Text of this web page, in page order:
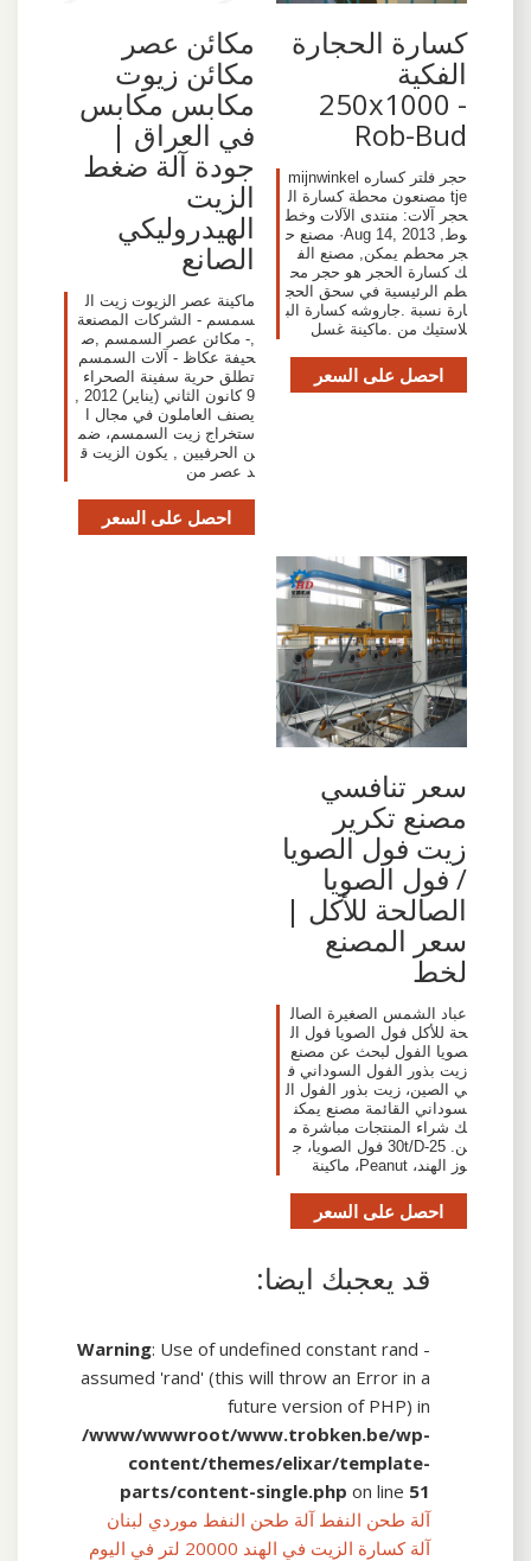
كسارة الحجارة
الفكية
250x1000 -
Rob-Bud
حجر فلتر كساره mijnwinkel
tje مصنعون محطة كسارة ال
حجر آلات: منتدى الآلات وخط
وط, Aug 14, 2013· مصنع ح
جر محطم يمكن, مصنع الف
ك كسارة الحجر هو حجر مح
طم الرئيسية في سحق الحج
ارة نسبة .جاروشه كسارة الب
لاستيك من .ماكينة غسل
احصل على السعر
مكائن عصر
مكائن زيوت
مكابس مكابس
في العراق |
جودة آلة ضغط
الزيت
الهيدروليكي
الصانع
ماكينة عصر الزيوت زيت ال
سمسم - الشركات المصنعة
,- مكائن عصر السمسم ,ص
حيفة عكاظ - آلات السمسم
تطلق حرية سفينة الصحراء
يصنف العاملون في مجال ا
ستخراج زيت السمسم، ضم
ن الحرفيين , يكون الزيت ق
د عصر من
احصل على السعر
سعر تنافسي
مصنع تكرير
زيت فول الصويا
/ فول الصويا
الصالحة للأكل |
سعر المصنع
لخط
عباد الشمس الصغيرة الصال
حة للأكل فول الصويا فول ال
صويا الفول لبحث عن مصنع
زيت بذور الفول السوداني ف
ي الصين، زيت بذور الفول ال
سوداني القائمة مصنع يمكن
ك شراء المنتجات مباشرة م
ن. 25-30t/D فول الصويا، ج
وز الهند، Peanut، ماكينة
احصل على السعر
قد يعجبك ايضا:
Warning: Use of undefined constant rand -
assumed 'rand' (this will throw an Error in a
future version of PHP) in
/www/wwwroot/www.trobken.be/wp-
content/themes/elixar/template-
parts/content-single.php on line 51
آلة طحن النفط آلة طحن النفط موردي لبنان
آلة كسارة الزيت في الهند 20000 لتر في اليوم